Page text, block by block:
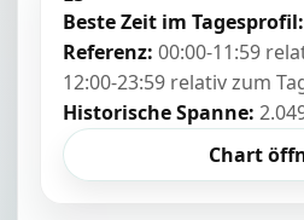
Beste Zeit im Tagesprofil:
Referenz: 00:00-11:59
12:00-23:59 relativ zum
Historische Spanne:
Chart